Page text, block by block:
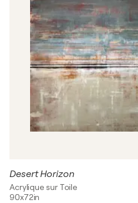
Desert Horizon
Acrylique sur Toile
90x72in